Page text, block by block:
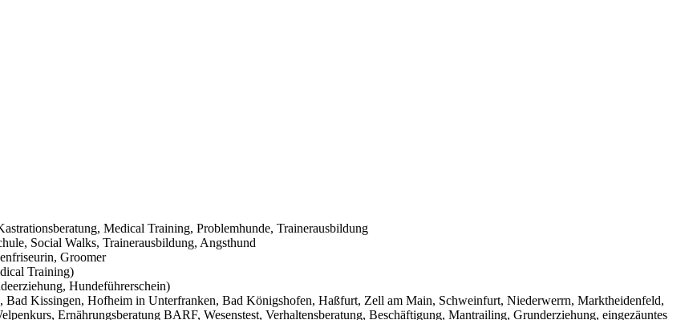
Medical Training, Problemhunde, Trainerausbildung
Social Walks, Trainerausbildung, Angsthund
Groomer
Training)
Hundeführerschein)
Bad Kissingen, Hofheim in Unterfranken, Bad Königshofen, Haßfurt, Zell am Main, Schweinfurt, Niederwerrn, Marktheidenfeld,
Ernährungsberatung BARF, Wesenstest, Verhaltensberatung, Beschäftigung, Mantrailing, Grunderziehung, eingezäuntes